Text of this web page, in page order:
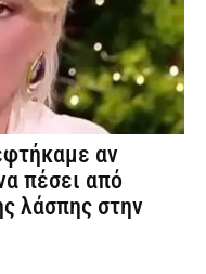
αν
πέσει από
λάσπης στην